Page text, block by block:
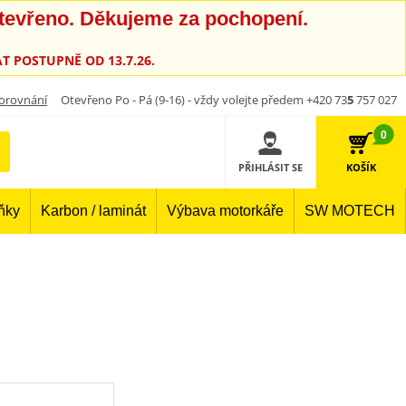
Děkujeme za pochopení.
POSTUPNĚ OD 13.7.26.
Otevřeno Po - Pá (9-16) - vždy volejte předem +420 735757 027
PŘIHLÁSIT SE
0
KOŠÍK
Karbon / laminát Výbava motorkáře SW MOTECH